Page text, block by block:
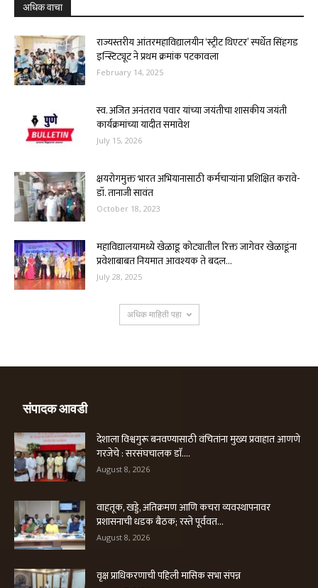
अधिक वाचा
राज्यस्तरीय आंतरमहाविद्यालयीन ‘स्ट्रीट थिएटर’ स्पर्धेत सिंहगड
इन्स्टिट्यूट ने प्रथम क्रमांक पटकावला
February 14, 2025
स्व. अजित अनंतराव पवार यांच्या जयंतीचा शासकीय जयंती
कार्यक्रमांच्या यादीत समावेश
July 15, 2026
क्षयरोगमुक्त भारत अभियानासाठी कर्मचाऱ्यांना प्रशिक्षित करावे-
डॉ. तानाजी सावंत
October 18, 2023
महाविद्यालयामध्ये खेळाडू कोट्यातील रिक्त जागेवर खेळाडूंना
प्रवेशाबाबत नियमात आवश्यक ते बदल...
July 28, 2025
अधिक माहिती पहा
संपादक आवडी
देशाला विश्वगुरू बनवण्यासाठी वंचितांना मुख्य प्रवाहात आणणे
गरजेचे : सरसंघचालक डाॅ....
August 8, 2026
वाहतूक, खड्डे, अतिक्रमण आणि कचरा व्यवस्थापनावर
प्रशासनाची धडक बैठक; रस्ते पूर्ववत...
August 8, 2026
वृक्ष प्राधिकरणाची पहिली मासिक सभा संपन्न